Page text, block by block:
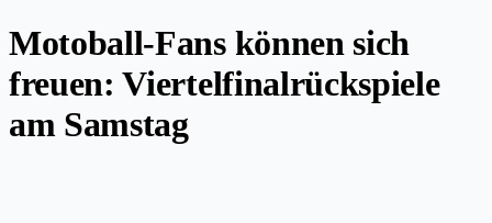
Motoball-Fans können sich
freuen: Viertelfinalrückspiele
am Samstag